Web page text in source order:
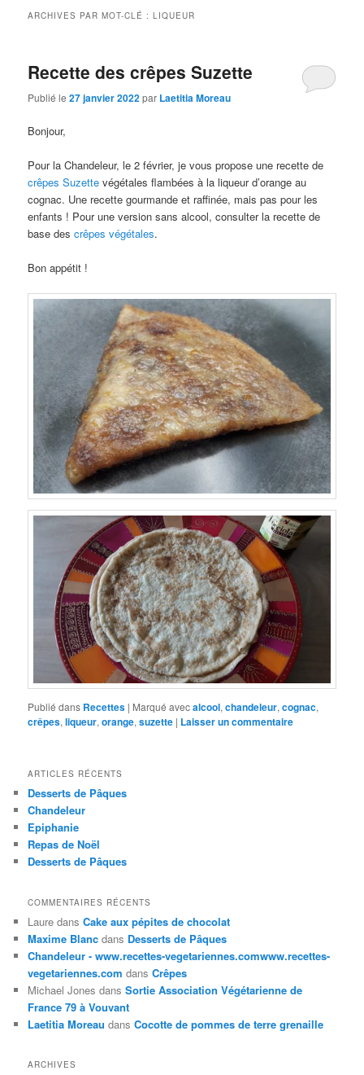
ARCHIVES PAR MOT-CLÉ :LIQUEUR
Recette des crêpes Suzette
Publié le27 janvier 2022par Laetitia Moreau
Bonjour,
Pour la Chandeleur, le 2 février, je vous propose une recette de
crêpes Suzette végétales flambées à la liqueur d’orange au
cognac. Une recette gourmande et raffinée, mais pas pour les
enfants ! Pour une version sans alcool, consulter la recette de
base descrêpes végétales.
Bon appétit !
Publié dans Recettes | Marqué avecalcool,chandeleur,cognac,
crêpes,liqueur,orange,suzette | Laisser un commentaire
ARTICLES RÉCENTS
Desserts de Pâques
Chandeleur
Epiphanie
Repas de Noël
Desserts de Pâques
COMMENTAIRES RÉCENTS
Laure dansCake aux pépites de chocolat
Maxime Blanc dans Desserts de Pâques
Chandeleur - www.recettes-vegetariennes.comwww.recettes-
vegetariennes.com dansCrêpes
Michael Jones dansSortie Association Végétarienne de
France 79 à Vouvant
Laetitia Moreau dansCocotte de pommes de terre grenaille
ARCHIVES